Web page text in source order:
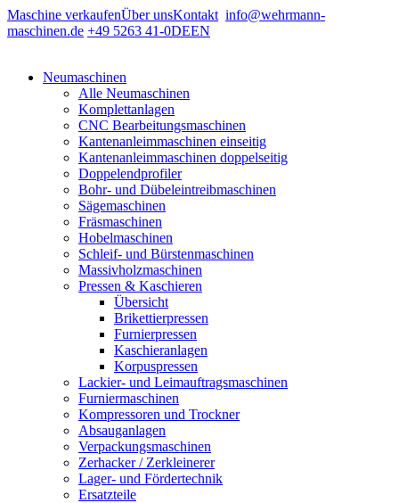
Maschine verkaufenÜber unsKontakt info@wehrmann-
maschinen.de +49 5263 41-0DEEN
Neumaschinen
Alle Neumaschinen
Komplettanlagen
CNC Bearbeitungsmaschinen
Kantenanleimmaschinen einseitig
Kantenanleimmaschinen doppelseitig
Doppelendprofiler
Bohr- und Dübeleintreibmaschinen
Sägemaschinen
Fräsmaschinen
Hobelmaschinen
Schleif- und Bürstenmaschinen
Massivholzmaschinen
Pressen & Kaschieren
Übersicht
Brikettierpressen
Furnierpressen
Kaschieranlagen
Korpuspressen
Lackier- und Leimauftragsmaschinen
Furniermaschinen
Kompressoren und Trockner
Absauganlagen
Verpackungsmaschinen
Zerhacker / Zerkleinerer
Lager- und Fördertechnik
Ersatzteile